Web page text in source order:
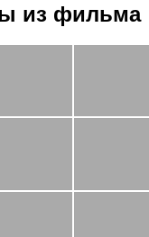
из фильма